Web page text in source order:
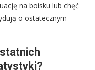
na boisku lub chęć
o ostatecznym